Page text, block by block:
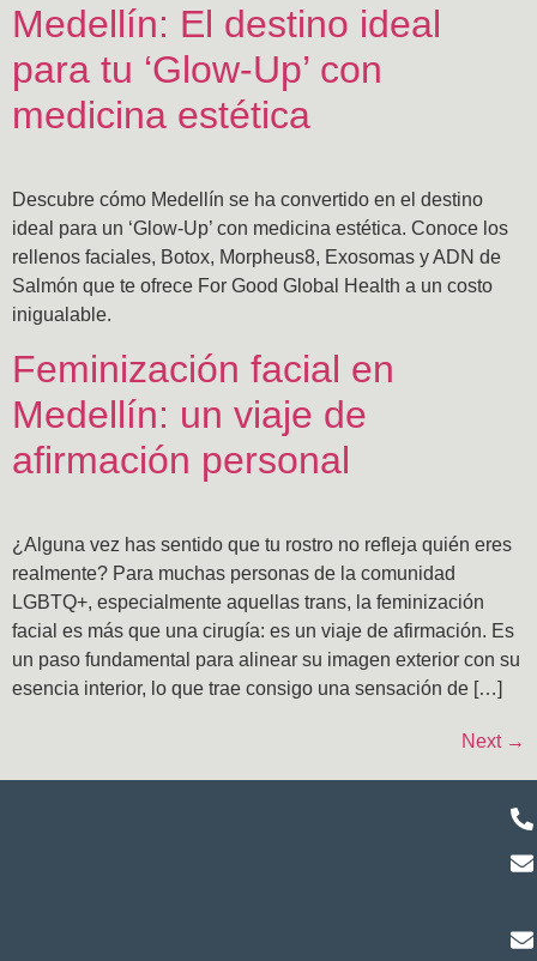
Medellín: El destino ideal
para tu ‘Glow-Up’ con
medicina estética
Descubre cómo Medellín se ha convertido en el destino
ideal para un ‘Glow-Up’ con medicina estética. Conoce los
rellenos faciales, Botox, Morpheus8, Exosomas y ADN de
Salmón que te ofrece For Good Global Health a un costo
inigualable.
Feminización facial en
Medellín: un viaje de
afirmación personal
¿Alguna vez has sentido que tu rostro no refleja quién eres
realmente? Para muchas personas de la comunidad
LGBTQ+, especialmente aquellas trans, la feminización
facial es más que una cirugía: es un viaje de afirmación. Es
un paso fundamental para alinear su imagen exterior con su
esencia interior, lo que trae consigo una sensación de […]
Next →